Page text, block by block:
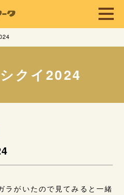
クイ2024
ラがいたので見てみると一緒